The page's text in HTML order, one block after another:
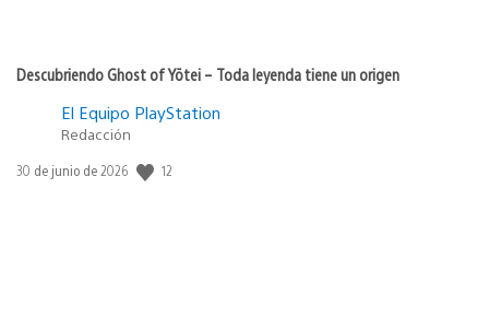
Descubriendo Ghost of Yōtei – Toda leyenda tiene un origen
El Equipo PlayStation
Redacción
Fecha
30 de junio de 2026 12